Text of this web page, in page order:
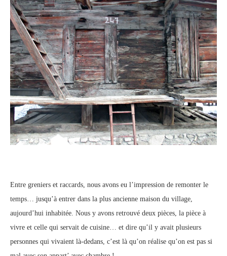
Entre greniers et raccards, nous avons eu l’impression de remonter le
temps… jusqu’à entrer dans la plus ancienne maison du village,
aujourd’hui inhabitée. Nous y avons retrouvé deux pièces, la pièce à
vivre et celle qui servait de cuisine… et dire qu’il y avait plusieurs
personnes qui vivaient là-dedans, c’est là qu’on réalise qu’on est pas si